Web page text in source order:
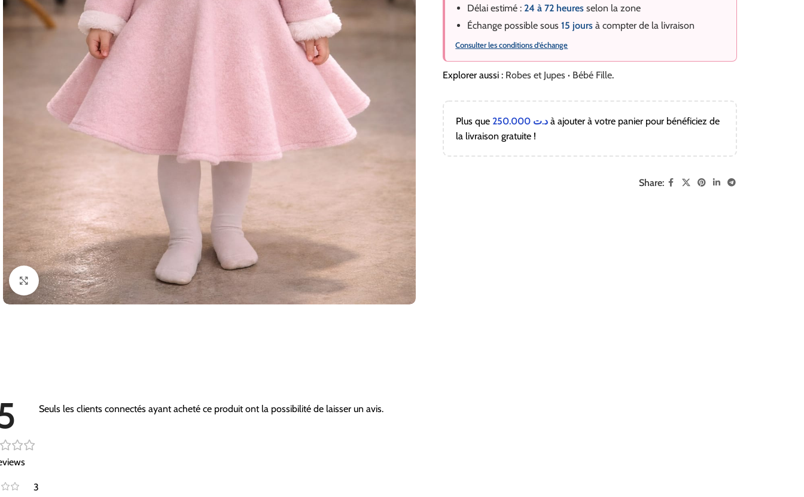
Agrandir
Délai estimé : 24 à 72 heures selon la zone
Échange possible sous15 jours à compter de la livraison
Consulter les conditions d’échange
Explorer aussi : Robes et Jupes · Bébé Fille.
Plus que د.ت à ajouter à votre panier pour bénéficiez de
la livraison gratuite !
Share:
3
Seuls les clients connectés ayant acheté ce produit ont la possibilité de laisser un avis.